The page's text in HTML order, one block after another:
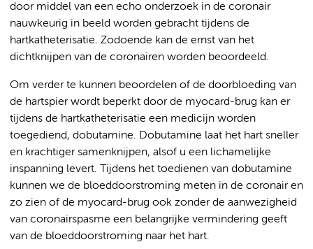
door middel van een echo onderzoek in de coronair
nauwkeurig in beeld worden gebracht tijdens de
hartkatheterisatie. Zodoende kan de ernst van het
dichtknijpen van de coronairen worden beoordeeld.
Om verder te kunnen beoordelen of de doorbloeding van
de hartspier wordt beperkt door de myocard-brug kan er
tijdens de hartkatheterisatie een medicijn worden
toegediend, dobutamine. Dobutamine laat het hart sneller
en krachtiger samenknijpen, alsof u een lichamelijke
inspanning levert. Tijdens het toedienen van dobutamine
kunnen we de bloeddoorstroming meten in de coronair en
zo zien of de myocard-brug ook zonder de aanwezigheid
van coronairspasme een belangrijke vermindering geeft
van de bloeddoorstroming naar het hart.